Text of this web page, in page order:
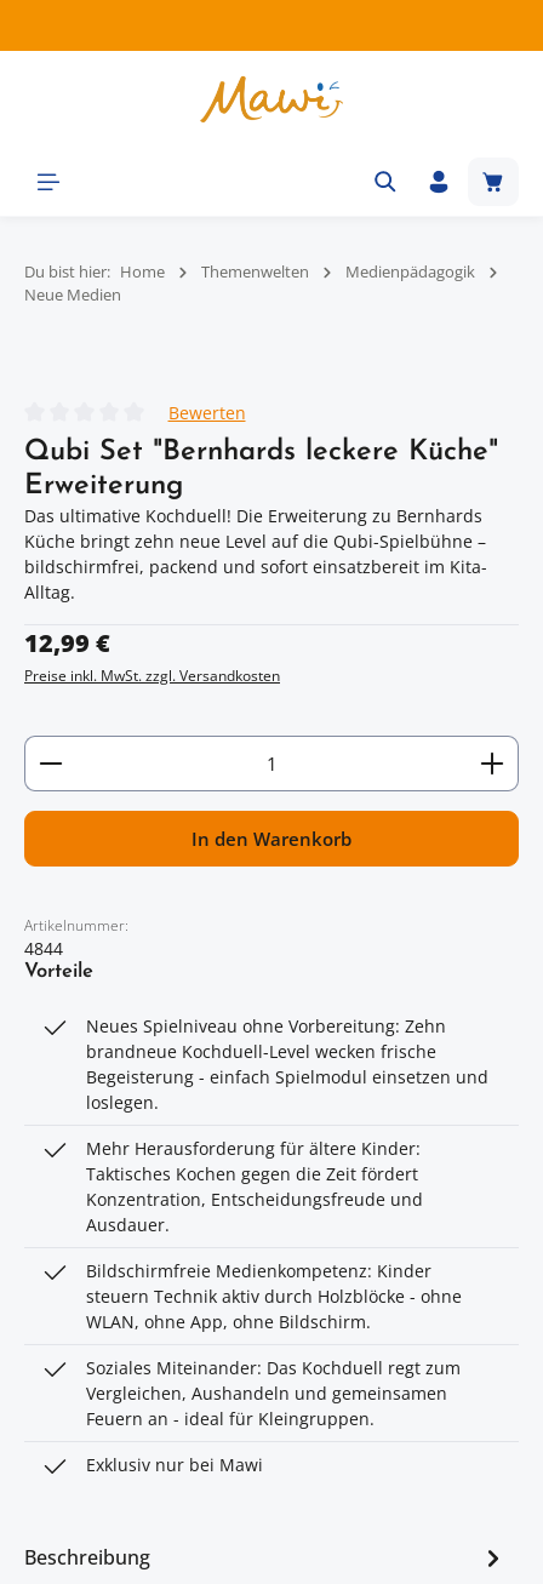
Du bist hier: Home Themenwelten
Medienpädagogik
Neue Medien
Durchschnittliche Bewertung von 0 von 5 Sternen
Bewerten
Qubi Set "Bernhards leckere Küche"
Erweiterung
Das ultimative Kochduell! Die Erweiterung zu Bernhards
Küche bringt zehn neue Level auf die Qubi-Spielbühne –
bildschirmfrei, packend und sofort einsatzbereit im Kita-
Alltag.
Regulärer Preis:
12,99 €
Preise inkl. MwSt. zzgl. Versandkosten
Artikel Anzahl: Gib den gewünschten Wert ein
In den Warenkorb
Artikelnummer:
4844
Vorteile
Neues Spielniveau ohne Vorbereitung: Zehn
brandneue Kochduell-Level wecken frische
Begeisterung - einfach Spielmodul einsetzen und
loslegen.
Mehr Herausforderung für ältere Kinder:
Taktisches Kochen gegen die Zeit fördert
Konzentration, Entscheidungsfreude und
Ausdauer.
Bildschirmfreie Medienkompetenz: Kinder
steuern Technik aktiv durch Holzblöcke - ohne
WLAN, ohne App, ohne Bildschirm.
Soziales Miteinander: Das Kochduell regt zum
Vergleichen, Aushandeln und gemeinsamen
Feuern an - ideal für Kleingruppen.
Exklusiv nur bei Mawi
Beschreibung